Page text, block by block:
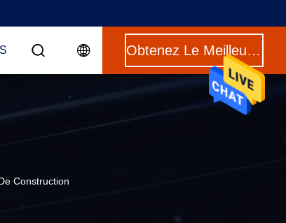
Obtenez Le Meilleur Prix
Construction